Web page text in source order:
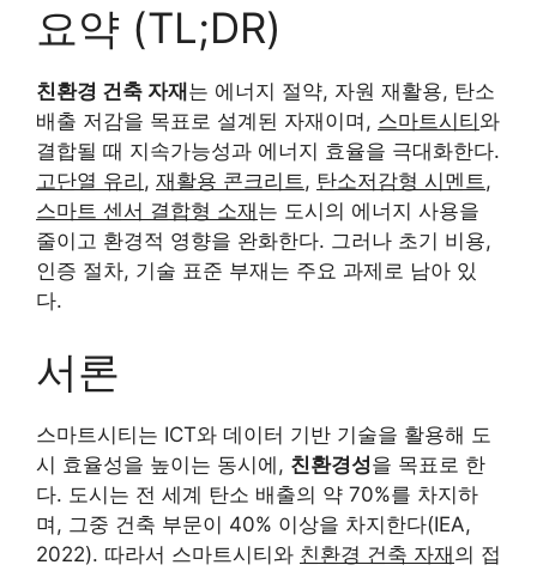
요약 (TL;DR)
친환경 건축 자재는 에너지 절약, 자원 재활용, 탄소
배출 저감을 목표로 설계된 자재이며, 스마트시티와
결합될 때 지속가능성과 에너지 효율을 극대화한다.
고단열 유리, 재활용 콘크리트 , 탄소저감형 시멘트 ,
스마트 센서 결합형 소재는 도시의 에너지 사용을
줄이고 환경적 영향을 완화한다. 그러나 초기 비용,
인증 절차, 기술 표준 부재는 주요 과제로 남아 있
다.
서론
스마트시티는 ICT와 데이터 기반 기술을 활용해 도
시 효율성을 높이는 동시에, 친환경성을 목표로 한
다. 도시는 전 세계 탄소 배출의 약 70%를 차지하
며, 그중 건축 부문이 40% 이상을 차지한다(IEA,
2022). 따라서 스마트시티와 친환경 건축 자재 의 접